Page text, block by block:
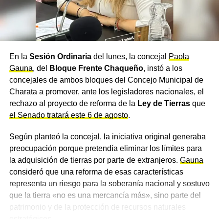
Chacabuco, seguí nuestra cobertura actualizada.
TEMAS RELACIONADOS
GENERAL PINEDO
LEANDRO ZDERO
RUBÉN RACH
SALUD CHACO
ACTUALIDAD
Carmen Delgado acompañó la apertura de las
XXIII Jornadas de Genética Forense organizadas
por el Superior Tribunal de Justicia del Chaco
NOTICIAS
viviendas y supervisó el avance final de la
Avenida Caseros
En la Sesión Ordinariadel lunes, la concejal
Paola
Gauna, del Bloque Frente Chaqueño, instó a los
concejales de ambos bloques del Concejo Municipal de
Charata a promover, ante los legisladores nacionales, el
rechazo al proyecto de reforma de la Ley de Tierrasque
el Senado tratará este 6 de agosto.
Según planteó la concejal, la iniciativa original generaba
preocupación porque pretendía eliminar los límites para
la adquisición de tierras por parte de extranjeros. Gauna
consideró que una reforma de esas características
representa un riesgo para la soberanía nacional y sostuvo
que la tierra «no es una mercancía más», sino parte del
patrimonio y de la protección de recursos naturales